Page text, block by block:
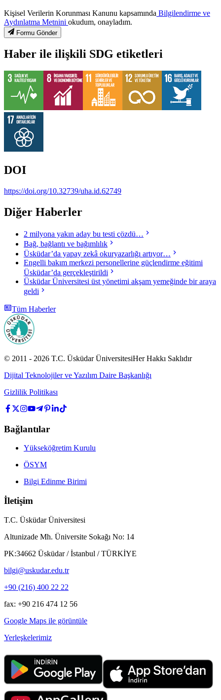
Kişisel Verilerin Korunması Kanunu kapsamında Bilgilendirme ve
Aydınlatma Metnini okudum, onayladım.
Formu Gönder
Haber ile ilişkili SDG etiketleri
DOI
https://doi.org/10.32739/uha.id.62749
Diğer Haberler
2 milyona yakın aday bu testi çözdü…
Bağ, bağlantı ve bağımlılık
Üsküdar’da yapay zekâ okuryazarlığı artıyor…
Engelli bakım merkezi personellerine güçlendirme eğitimi
Üsküdar’da gerçekleştirildi
Üsküdar Üniversitesi üst yönetimi akşam yemeğinde bir araya
geldi
Tüm Haberler
© 2011 - 2026 T.C. Üsküdar ÜniversitesiHer Hakkı Saklıdır
Dijital Teknolojiler ve Yazılım Daire Başkanlığı
Gizlilik Politikası
Bağlantılar
Yükseköğretim Kurulu
ÖSYM
Bilgi Edinme Birimi
İletişim
T.C. Üsküdar Üniversitesi
Altunizade Mh. Üniversite Sokağı No: 14
PK:34662 Üsküdar / İstanbul / TÜRKİYE
bilgi@uskudar.edu.tr
+90 (216) 400 22 22
fax: +90 216 474 12 56
Google Maps ile görüntüle
Yerleşkelerimiz